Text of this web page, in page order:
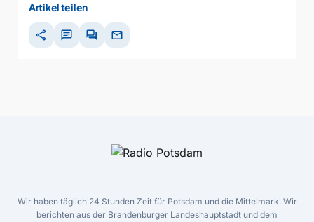
Artikel teilen
share chat forum mail
Wir haben täglich 24 Stunden Zeit für Potsdam und die Mittelmark. Wir
berichten aus der Brandenburger Landeshauptstadt und dem